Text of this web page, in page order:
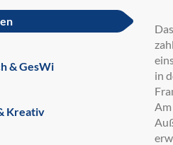
& GesWi
Kreativ
in